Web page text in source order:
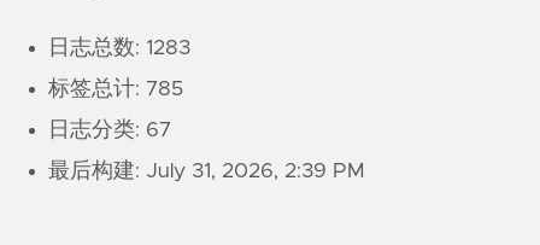
日志总数: 1283
标签总计: 785
日志分类: 67
最后构建: July 31, 2026, 2:39 PM